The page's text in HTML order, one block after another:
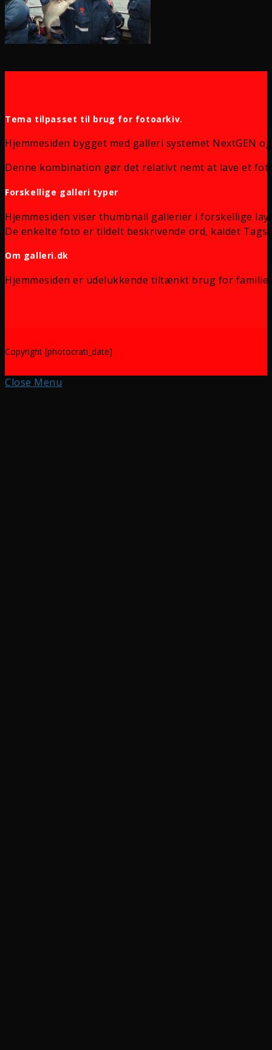
Tema tilpasset til brug for fotoarkiv.
Hjemmesiden bygget med galleri systemet NextGEN
Denne kombination gør det relativt nemt at lave et
Forskellige galleri typer
Hjemmesiden viser thumbnail gallerier i forskellige
De enkelte foto er tildelt beskrivende ord, kaldet
Om galleri.dk
Hjemmesiden er udelukkende tiltænkt brug for
Copyright [photocrati_date]
Close Menu